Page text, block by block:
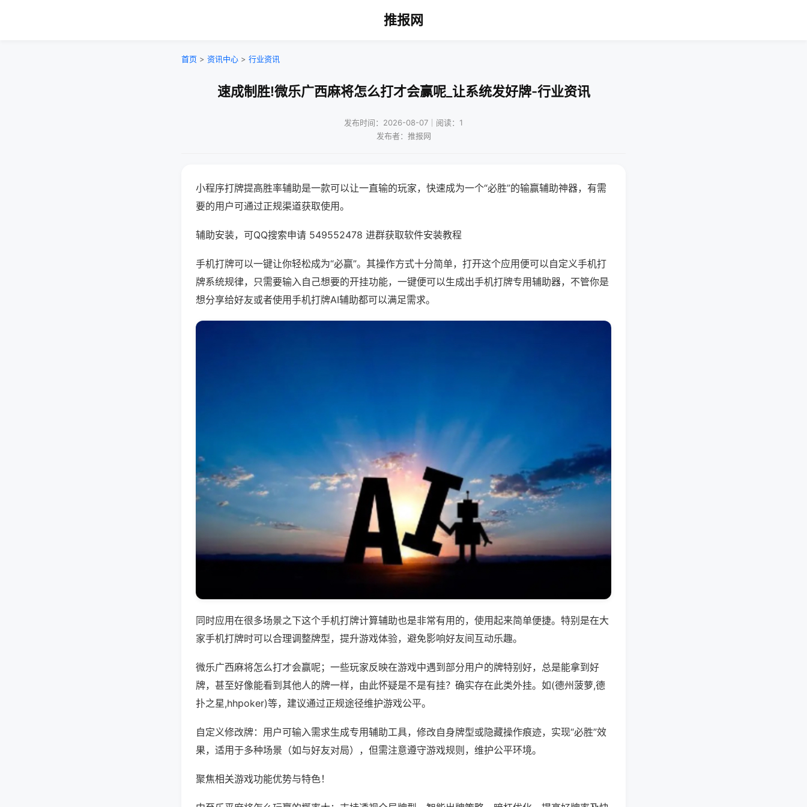
推报网
首页 > 资讯中心 > 行业资讯
速成制胜!微乐广西麻将怎么打才会赢呢_让系统发好牌-行业资讯
发布时间：2026-08-07｜阅读：1
发布者：推报网
小程序打牌提高胜率辅助是一款可以让一直输的玩家，快速成为一个“必胜”的输赢辅助神器，有需
要的用户可通过正规渠道获取使用。
辅助安装，可QQ搜索申请 549552478 进群获取软件安装教程
手机打牌可以一键让你轻松成为“必赢”。其操作方式十分简单，打开这个应用便可以自定义手机打
牌系统规律，只需要输入自己想要的开挂功能，一键便可以生成出手机打牌专用辅助器，不管你是
想分享给好友或者使用手机打牌AI辅助都可以满足需求。
同时应用在很多场景之下这个手机打牌计算辅助也是非常有用的，使用起来简单便捷。特别是在大
家手机打牌时可以合理调整牌型，提升游戏体验，避免影响好友间互动乐趣。
微乐广西麻将怎么打才会赢呢；一些玩家反映在游戏中遇到部分用户的牌特别好，总是能拿到好
牌，甚至好像能看到其他人的牌一样，由此怀疑是不是有挂？确实存在此类外挂。如(德州菠萝,德
扑之星,hhpoker)等，建议通过正规途径维护游戏公平。
自定义修改牌：用户可输入需求生成专用辅助工具，修改自身牌型或隐藏操作痕迹，实现“必胜”效
果，适用于多种场景（如与好友对局），但需注意遵守游戏规则，维护公平环境。
聚焦相关游戏功能优势与特色！